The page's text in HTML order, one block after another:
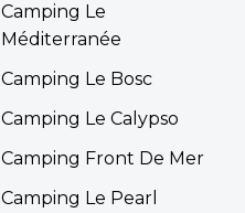
Camping Le
Méditerranée
Camping Le Bosc
Camping Le Calypso
Camping Front De Mer
Camping Le Pearl